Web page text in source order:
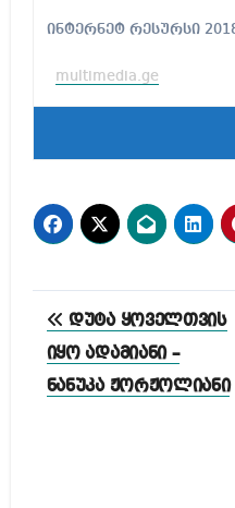
ინტერნეტ რესურსი
multimedia.ge
პოსტის
ნავიგაცია
დუტა ყოველთვის
იყო ადამიანი –
ნანუკა ჟორჟოლიანი